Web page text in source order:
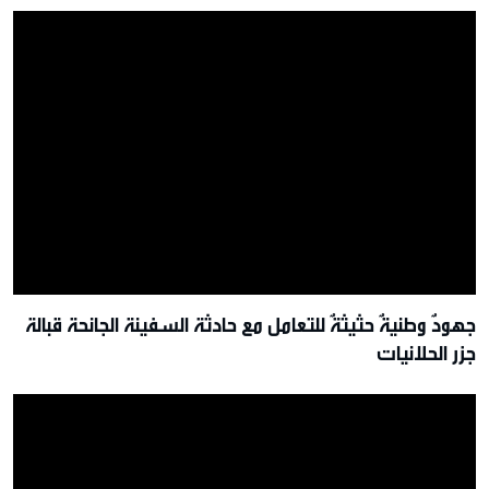
جهودٌ وطنيةٌ حثيثةٌ للتعامل مع حادثة السفينة الجانحة قبالة
جزر الحلانيات